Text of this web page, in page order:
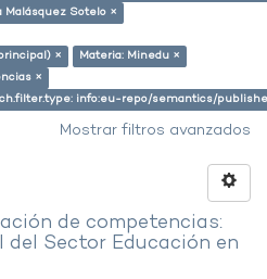
Malásquez Sotelo ×
×
Materia: Minedu ×
×
info:eu-repo/semantics/
Mostrar filtros avanzados
de competencias:
Sector Educación en